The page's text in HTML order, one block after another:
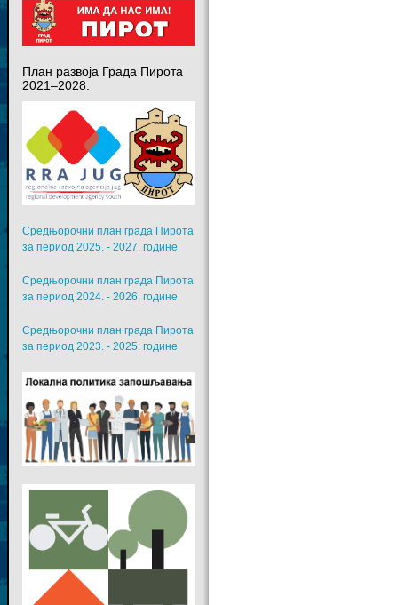
План развоја Града Пирота
2021–2028.
Средњорочни план града Пирота
за период 2025. - 2027. године
Средњорочни план града Пирота
за период 2024. - 2026. године
Средњорочни план града Пирота
за период 2023. - 2025. године